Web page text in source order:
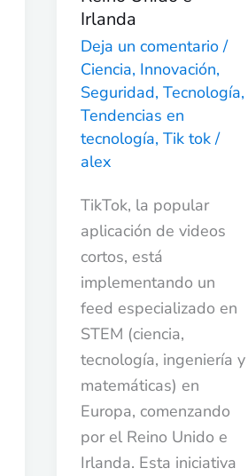
Irlanda
Deja un comentario /
Ciencia, Innovación,
Seguridad,Tecnología,
Tendencias en
tecnología,Tik tok/
alex
TikTok, la popular
aplicación de videos
cortos, está
implementando un
feed especializado en
STEM (ciencia,
tecnología, ingeniería y
matemáticas) en
Europa, comenzando
por el Reino Unido e
Irlanda. Esta iniciativa